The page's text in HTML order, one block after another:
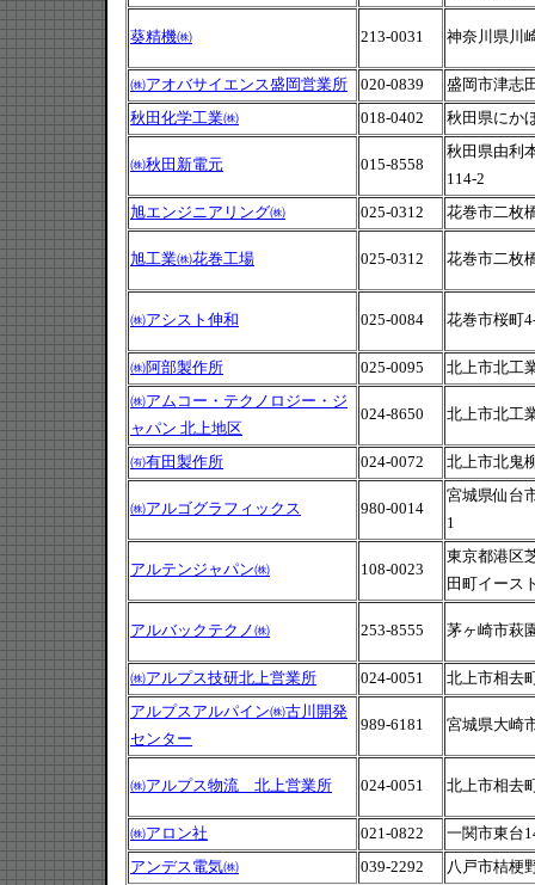
葵精機㈱ 213-0031 神奈川県川
㈱アオバサイエンス盛岡営業所 020-0839
盛岡市津志
秋田化学工業㈱
018-0402 秋田県にか
㈱秋田新電元 015-8558
秋田県由利
114-2
旭エンジニアリング㈱
025-0312 花巻市二枚
旭工業㈱花巻工場 025-0312 花巻市二枚
㈱アシスト伸和 025-0084 花巻市桜町
㈱阿部製作所 025-0095
北上市北工
㈱アムコー・テクノロジー・ジ
ャパン 北上地区
024-8650 北上市北工
㈲有田製作所 024-0072 北上市北鬼
㈱アルゴグラフィックス 980-0014
宮城県仙台
1
アルテンジャパン㈱ 108-0023
東京都港区
田町イース
アルバックテクノ㈱ 253-8555 茅ヶ崎市萩
㈱アルプス技研北上営業所 024-0051
北上市相去
アルプスアルパイン㈱古川開発
センター
989-6181 宮城県大崎
㈱アルプス物流 北上営業所 024-0051 北上市相去
㈱アロン社 021-0822
一関市東台
アンデス電気㈱
039-2292
八戸市桔梗